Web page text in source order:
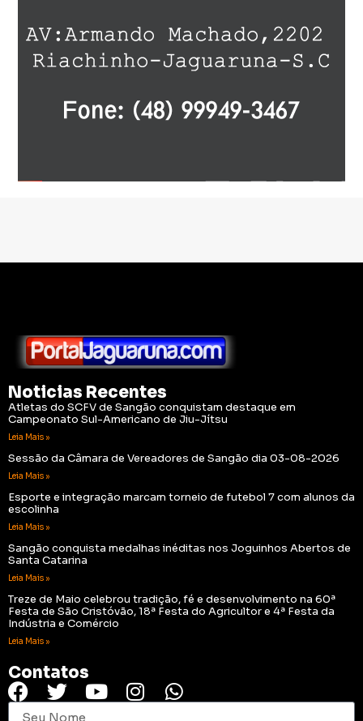
Noticias Recentes
Atletas do SCFV de Sangão conquistam destaque em
Campeonato Sul-Americano de Jiu-Jítsu
Leia Mais »
Sessão da Câmara de Vereadores de Sangão dia 03-08-2026
Leia Mais »
Esporte e integração marcam torneio de futebol 7 com alunos da
escolinha
Leia Mais »
Sangão conquista medalhas inéditas nos Joguinhos Abertos de
Santa Catarina
Leia Mais »
Treze de Maio celebrou tradição, fé e desenvolvimento na 60ª
Festa de São Cristóvão, 18ª Festa do Agricultor e 4ª Festa da
Indústria e Comércio
Leia Mais »
Contatos